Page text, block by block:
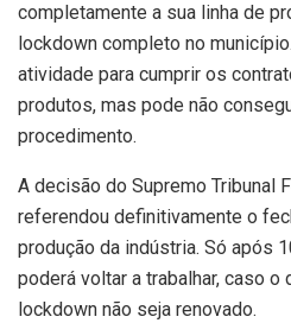
completamente a sua linha de
lockdown completo no
atividade para cumprir os
produtos, mas pode não
procedimento.
A decisão do Supremo Tribunal
referendou definitivamente o
produção da indústria. Só após
poderá voltar a trabalhar, caso o
lockdown não seja renovado.